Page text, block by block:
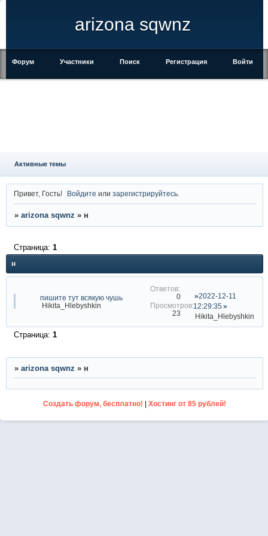
arizona sqwnz
Форум Участники Поиск Регистрация Войти
Активные темы
Привет, Гость! Войдите илизарегистрируйтесь
» arizona sqwnz » н
н
Страница: 1
пишите тут всякую чушь
Hikita_Hlebyshkin
0
23
2022-12-11
12:29:35
Hikita_Hlebyshkin
Страница: 1
» arizona sqwnz » н
Создать форум, бесплатно! |Хостинг от 85 рублей!